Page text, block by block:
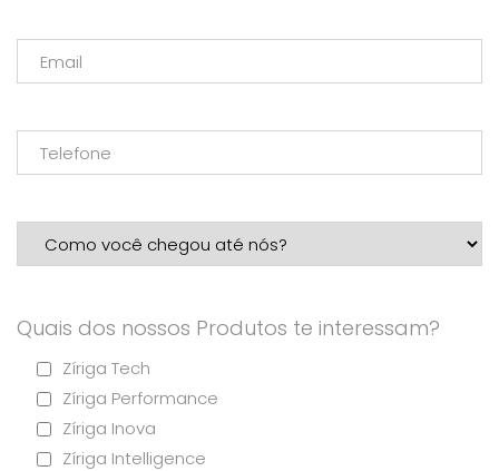
Quais dos nossos Produtos te interessam?
Zíriga Tech
Zíriga Performance
Zíriga Inova
Zíriga Intelligence